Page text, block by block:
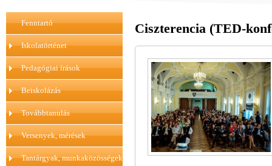
Fenntartó
Iskolatörténet
Pedagógiai írások
Beiskolázás
Továbbtanulás
Versenyek, mérések
Tantárgyak, munkaközösségek
Ciszterencia (TED-